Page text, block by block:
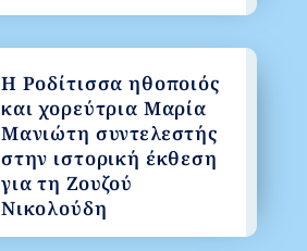
Η Ροδίτισσα ηθοποιός
και χορεύτρια Μαρία
Μανιώτη συντελεστής
στην ιστορική έκθεση
για τη Ζουζού
Νικολούδη